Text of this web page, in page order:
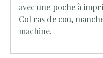
avec une poche à
Col ras de cou,
machine.